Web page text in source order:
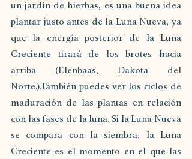
un jardín de hierbas, es una buena idea
plantar justo antes de la Luna Nueva, ya
que la energía posterior de la Luna
Creciente tirará de los brotes hacia
arriba (Elenbaas, Dakota del
Norte.).También puedes ver los ciclos de
maduración de las plantas en relación
con las fases de la luna. Si la Luna Nueva
se compara con la siembra, la Luna
Creciente es el momento en el que las